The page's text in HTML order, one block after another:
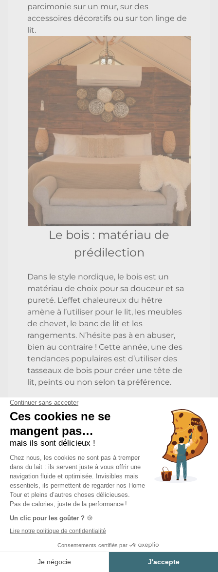
Estimer mon projet
parcimonie sur un mur, sur des
accessoires décoratifs ou sur ton linge de
lit.
Le bois : matériau de
prédilection
Dans le style nordique, le bois est un
matériau de choix pour sa douceur et sa
pureté. L’effet chaleureux du hêtre
amène à l’utiliser pour le lit, les meubles
de chevet, le banc de lit et les
rangements. N’hésite pas à en abuser,
bien au contraire ! Cette année, une des
tendances populaires est d’utiliser des
tasseaux de bois pour créer une tête de
lit, peints ou non selon ta préférence.
Les meubles
indispensables pour la
décoration d’une chambre
scandinave
Le mobilier scandinave se distingue par
ses pieds de meubles en biais. Ce design
esthétique et original apportera une
touche personnelle à tes chaises, tables
de chevet et bureau. Le mobilier
simples et fonctionnelles ainsi que ses
meubles modulables, offrent de